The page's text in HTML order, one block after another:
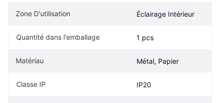
Zone D'utilisation Éclairage Intérieur
Quantité dans l'emballage 1 pcs
Matériau Métal, Papier
Classe IP IP20